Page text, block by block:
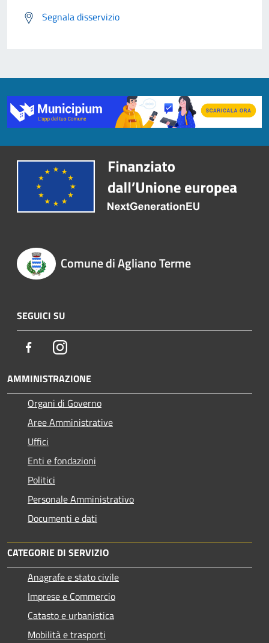
Segnala disservizio
Comune di Agliano Terme
SEGUICI SU
FacebookInstagram
AMMINISTRAZIONE
Organi di Governo
Aree Amministrative
Uffici
Enti e fondazioni
Politici
Personale Amministrativo
Documenti e dati
CATEGORIE DI SERVIZIO
Anagrafe e stato civile
Imprese e Commercio
Catasto e urbanistica
Mobilità e trasporti